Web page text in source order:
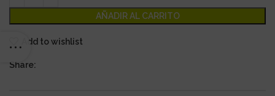
AÑADIR AL CARRITO
Add to wishlist
Share: